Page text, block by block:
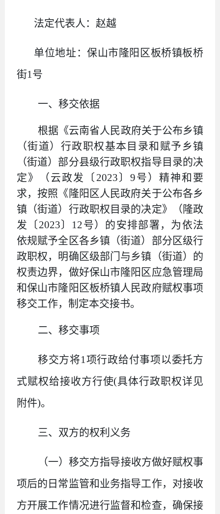
法定代表人：赵越
单位地址：保山市隆阳区板桥镇板桥
街1 号
一、移交依据
根据 《云南省人民政府关于公布乡镇
（街道）行政职权基本目录和赋予乡镇
（街道）部分县级行政职权指导目录的决
定》（ 云政发〔 2023 〕 9号） 精神和要
求，按照 《 隆阳区人民政府关于公布各乡
镇（街道）行政职权目录的决定》（ 隆政
发〔 2023〕 12号） 的安排部署 ， 为依法
依规赋予全区各乡镇（街道）部分区级行
政职权，明确区级部门与乡镇（街道）的
权责边界，做好保山市隆阳区应急管理局
和保山市隆阳区板桥镇人民政府赋权事项
移交工作， 制定本交接书。
二、移交事项
移交方将1 项行政给付事项以委托方
式赋权给接收方行使(具体行政职权详见
附件)。
三、双方的权利义务
（一）移交方指导接收方做好赋权事
项后的日常监管和业务指导工作，对接收
方开展工作情况进行监督和检查，确保接